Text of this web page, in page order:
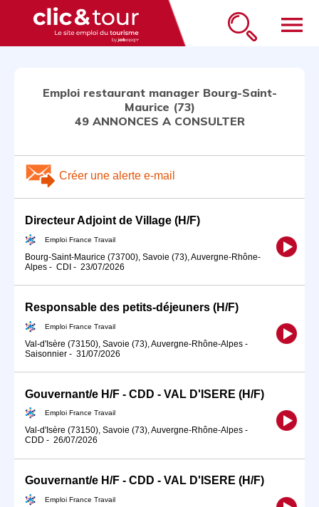
menu
Emploi restaurant manager Bourg-Saint-
Maurice (73)
49 ANNONCES A CONSULTER
Créer une alerte e-mail
Directeur Adjoint de Village (H/F)
Emploi France Travail
Bourg-Saint-Maurice (73700), Savoie (73), Auvergne-Rhône-
Alpes - CDI - 23/07/2026
Responsable des petits-déjeuners (H/F)
Emploi France Travail
Val-d'Isère (73150), Savoie (73), Auvergne-Rhône-Alpes -
Saisonnier - 31/07/2026
Gouvernant/e H/F - CDD - VAL D'ISERE (H/F)
Emploi France Travail
Val-d'Isère (73150), Savoie (73), Auvergne-Rhône-Alpes -
CDD - 26/07/2026
Gouvernant/e H/F - CDD - VAL D'ISERE (H/F)
Emploi France Travail